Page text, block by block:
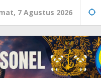
7 Agustus 2026